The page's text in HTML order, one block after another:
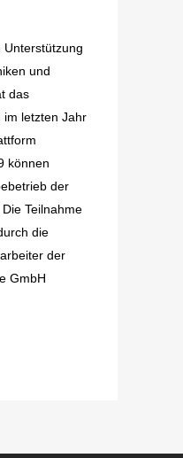
Unterstützung
und
das
im letzten Jahr
können
der
Teilnahme
die
der
GmbH